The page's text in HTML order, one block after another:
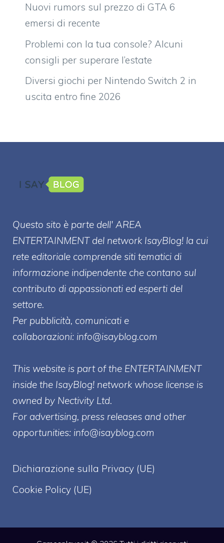
Nuovi rumors sul prezzo di GTA 6
emersi di recente
Problemi con la tua console? Alcuni
consigli per superare l’estate
Diversi giochi per Nintendo Switch 2 in
uscita entro fine 2026
Questo sito è parte dell' AREA
ENTERTAINMENT del network IsayBlog! la cui
rete editoriale comprende siti tematici di
informazione indipendente che contano sul
contributo di appassionati ed esperti del
settore.
Per pubblicità, comunicati e
collaborazioni: info@isayblog.com
This website is part of the ENTERTAINMENT
inside the IsayBlog! network whose license is
owned by Nectivity Ltd.
For advertising, press releases and other
opportunities: info@isayblog.com
Dichiarazione sulla Privacy (UE)
Cookie Policy (UE)